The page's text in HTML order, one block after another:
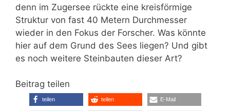
denn im Zugersee rückte eine kreisförmige
Struktur von fast 40 Metern Durchmesser
wieder in den Fokus der Forscher. Was könnte
hier auf dem Grund des Sees liegen? Und gibt
es noch weitere Steinbauten dieser Art?
Beitrag teilen
teilen teilen E-Mail